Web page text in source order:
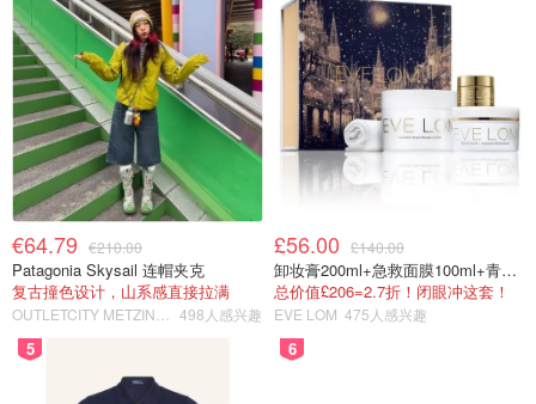
€64.79 €210.00
Patagonia Skysail 连帽夹克
复古撞色设计，山系感直接拉满
498人感兴趣
£56.00 £140.00
卸妆膏200ml+急救面膜100ml+青春面霜15ml
总价值£206=2.7折！闭眼冲这套！
EVE LOM 475人感兴趣
5 6